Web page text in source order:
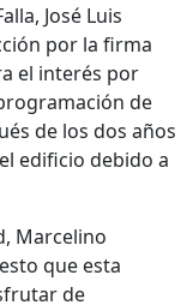
José Luis
por la firma
el interés por
de
de los dos años
edificio debido a
Marcelino
que esta
de